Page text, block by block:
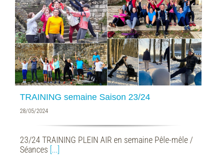
TRAINING semaine Saison 23/24
28/05/2024
23/24 TRAINING PLEIN AIR en semaine Pêle-mêle /
Séances [...]